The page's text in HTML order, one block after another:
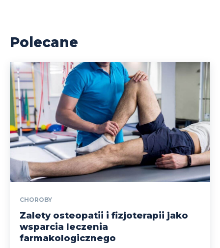
Polecane
CHOROBY
Zalety osteopatii i fizjoterapii jako
wsparcia leczenia
farmakologicznego